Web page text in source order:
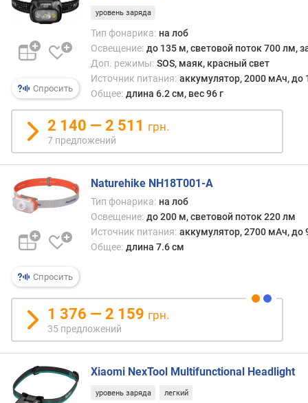
с
(
)
г
о
л
с
в
е
ч
е
н
я
(
а
с
в
е
т
)
(
)
Спросить
уровень заряда
Тип фонарика: на лоб
Освещение: до 135 м, световой поток 700 лм,
Доп. режимы: SOS, маяк, красный свет
Источник питания: аккумулятор, 2000 мАч, до
Общее: длина 6.2 см, вес 96 г
2 140 — 2 511 грн.
7 предложений
Спросить
Naturehike NH18T001-A
Тип фонарика: на лоб
Освещение: до 200 м, световой поток 220 лм
Источник питания: аккумулятор, 2700 мАч, до
Общее: длина 7.6 см
1 376 — 2 159 грн.
35 предложений
Xiaomi NexTool Multifunctional Headlight
уровень заряда легкий